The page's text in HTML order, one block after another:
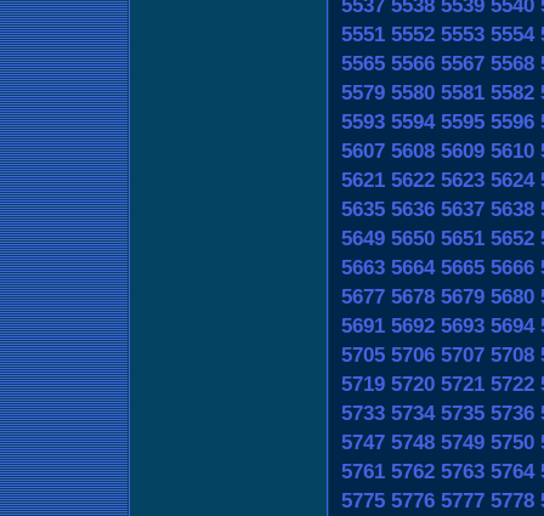
5537 5538 5539 5540
5551 5552 5553 5554
5565 5566 5567 5568
5579 5580 5581 5582
5593 5594 5595 5596
5607 5608 5609 5610
5621 5622 5623 5624
5635 5636 5637 5638
5649 5650 5651 5652
5663 5664 5665 5666
5677 5678 5679 5680
5691 5692 5693 5694
5705 5706 5707 5708
5719 5720 5721 5722
5733 5734 5735 5736
5747 5748 5749 5750
5761 5762 5763 5764
5775 5776 5777 5778